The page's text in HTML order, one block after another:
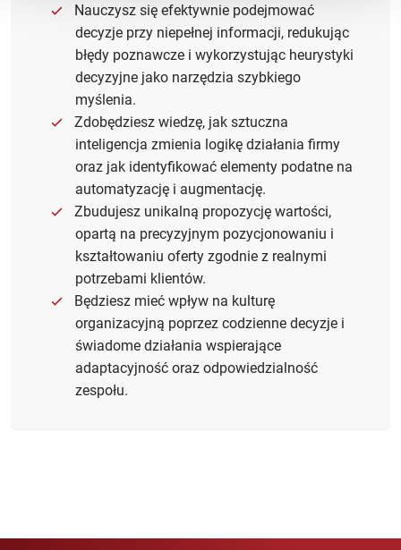
Nauczysz się efektywnie podejmować
decyzje przy niepełnej informacji, redukując
błędy poznawcze i wykorzystując heurystyki
decyzyjne jako narzędzia szybkiego
myślenia.
Zdobędziesz wiedzę, jak sztuczna
inteligencja zmienia logikę działania firmy
oraz jak identyfikować elementy podatne na
automatyzację i augmentację.
Zbudujesz unikalną propozycję wartości,
opartą na precyzyjnym pozycjonowaniu i
kształtowaniu oferty zgodnie z realnymi
potrzebami klientów.
Będziesz mieć wpływ na kulturę
organizacyjną poprzez codzienne decyzje i
świadome działania wspierające
adaptacyjność oraz odpowiedzialność
zespołu.